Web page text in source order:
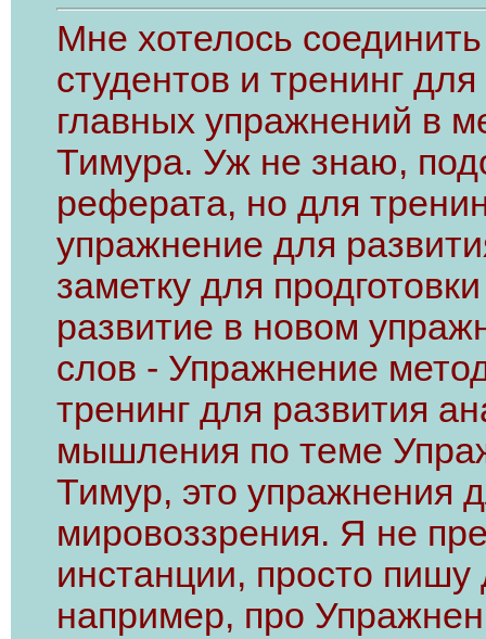
Мне хотелось
студентов и тренинг
главных упражнений в
Тимура. Уж не знаю,
реферата, но для
упражнение для
заметку для
развитие в новом
слов - Упражнение
тренинг для развития
мышления по теме
Тимур, это упражнения
мировоззрения. Я не
инстанции, просто
например, про